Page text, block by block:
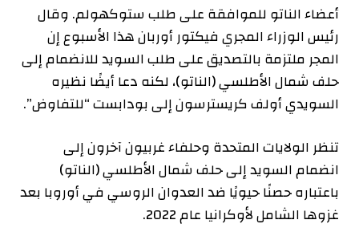
أعضاء الناتو للموافقة على طلب ستوكهولم. وقال
رئيس الوزراء المجري فيكتور أوربان هذا الأسبوع إن
المجر ملتزمة بالتصديق على طلب السويد للانضمام إلى
حلف شمال الأطلسي (الناتو)، لكنه دعا أيضًا نظيره
السويدي أولف كريسترسون إلى بودابست “للتفاوض”.
تنظر الولايات المتحدة وحلفاء غربيون آخرون إلى
انضمام السويد إلى حلف شمال الأطلسي (الناتو)
باعتباره حصنًا حيويًا ضد العدوان الروسي في أوروبا بعد
غزوها الشامل لأوكرانيا عام 2022.